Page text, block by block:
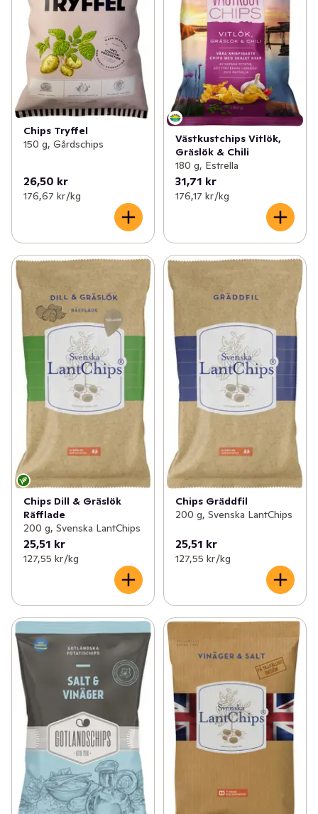
Chips Tryffel
150 g, Gårdschips
26,50 kr
176,67 kr /kg
Västkustchips Vitlök,
Gräslök & Chili
180 g, Estrella
31,71 kr
176,17 kr /kg
Chips Dill & Gräslök
Räfflade
200 g, Svenska LantChips
25,51 kr
127,55 kr /kg
Chips Gräddfil
200 g, Svenska LantChips
25,51 kr
127,55 kr /kg